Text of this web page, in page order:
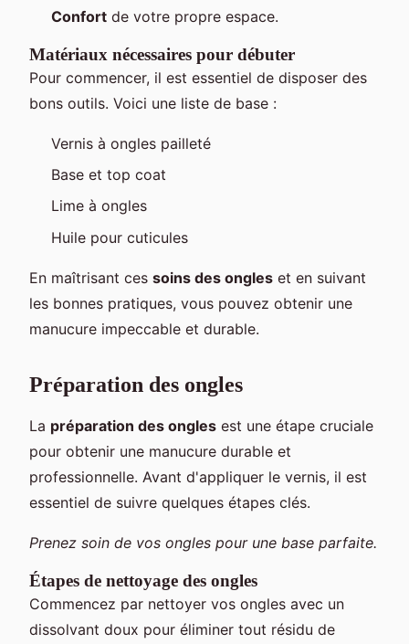
Confort de votre propre espace.
Matériaux nécessaires pour débuter
Pour commencer, il est essentiel de disposer des
bons outils. Voici une liste de base :
Vernis à ongles pailleté
Base et top coat
Lime à ongles
Huile pour cuticules
En maîtrisant ces soins des ongles et en suivant
les bonnes pratiques, vous pouvez obtenir une
manucure impeccable et durable.
Préparation des ongles
La préparation des ongles est une étape cruciale
pour obtenir une manucure durable et
professionnelle. Avant d'appliquer le vernis, il est
essentiel de suivre quelques étapes clés.
Prenez soin de vos ongles pour une base parfaite.
Étapes de nettoyage des ongles
Commencez par nettoyer vos ongles avec un
dissolvant doux pour éliminer tout résidu de